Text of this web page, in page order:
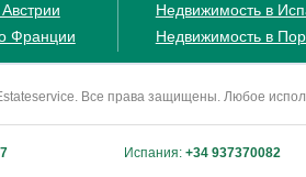
Франции
Недвижимость в
Недвижимость в
Все права защищены. Любое
Испания: +34 937370082